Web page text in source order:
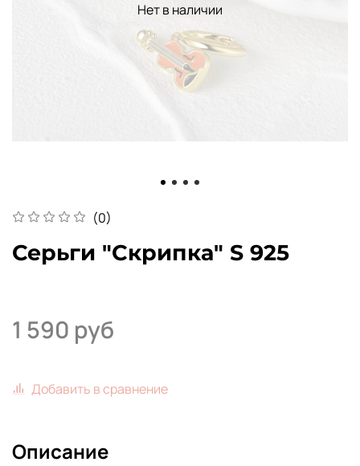
Нет в наличии
(0)
Серьги "Скрипка" S 925
1 590 руб
Добавить в сравнение
Описание